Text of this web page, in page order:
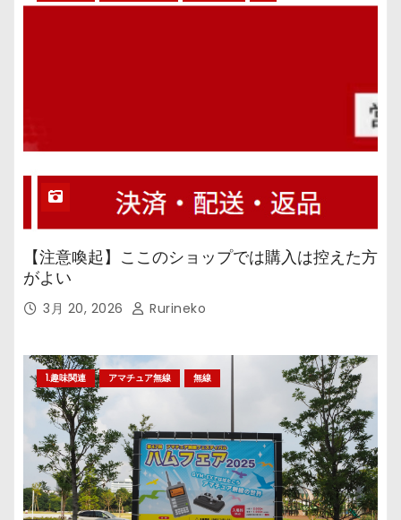
【注意喚起】ここのショップでは購入は控えた方
がよい
3月 20, 2026 Rurineko
1.趣味関連 アマチュア無線 無線